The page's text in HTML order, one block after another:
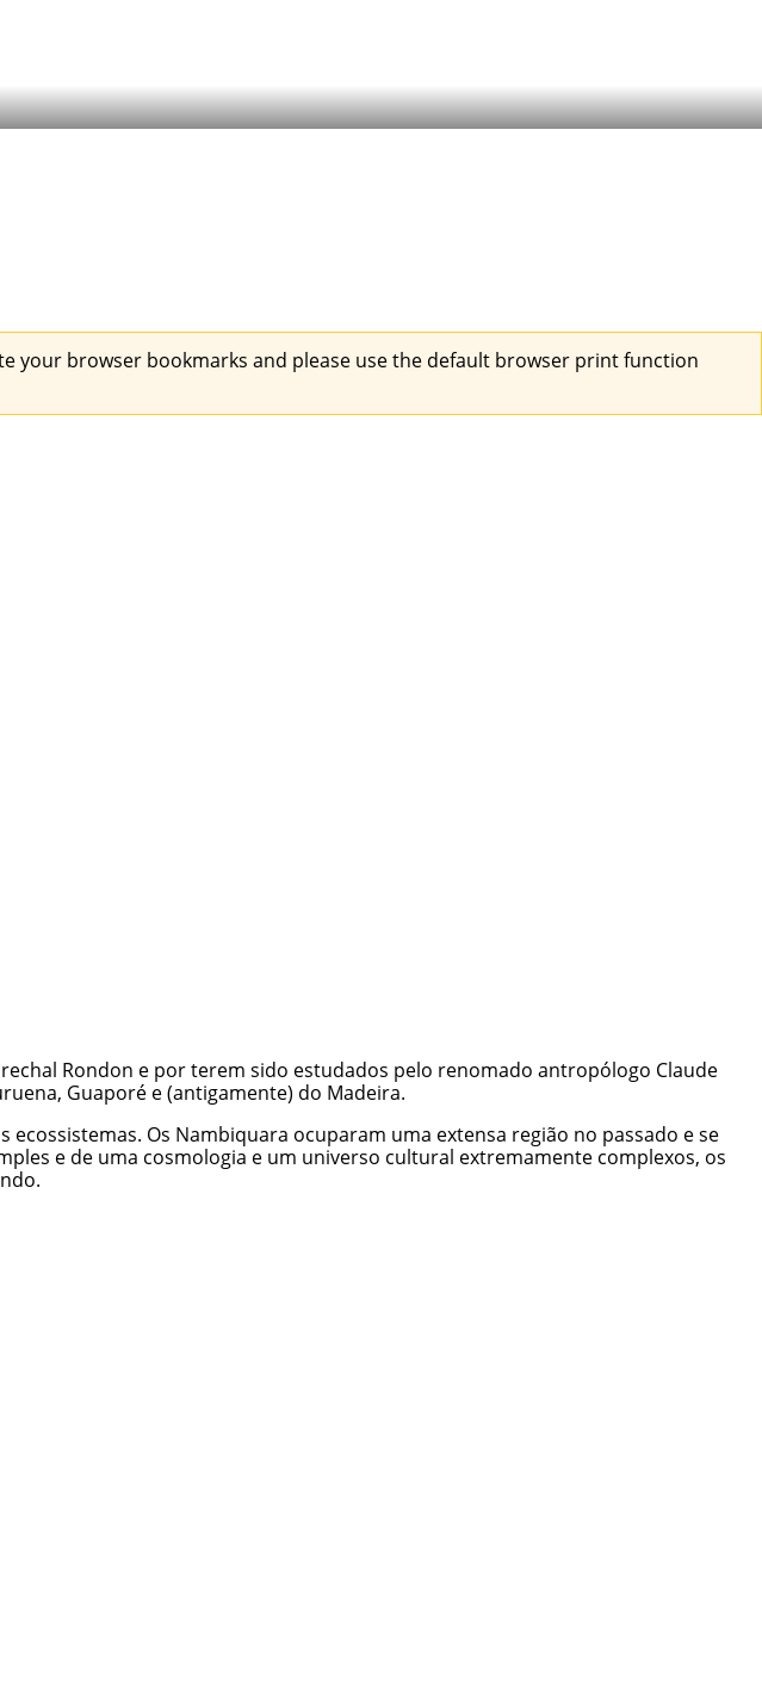
your browser bookmarks and please use the default browser print function
Rondon e por terem sido estudados pelo renomado antropólogo Claude
Guaporé e (antigamente) do Madeira.
Os Nambiquara ocuparam uma extensa região no passado e se
e de uma cosmologia e um universo cultural extremamente complexos, os